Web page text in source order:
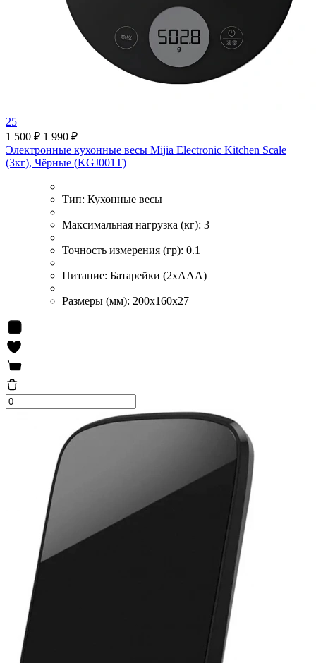
25
1 500 ₽ 1 990 ₽
Электронные кухонные весы Mijia Electronic Kitchen Scale
(3кг), Чёрные (KGJ001T)
Тип: Кухонные весы
Максимальная нагрузка (кг): 3
Точность измерения (гр): 0.1
Питание: Батарейки (2хААА)
Размеры (мм): 200x160x27